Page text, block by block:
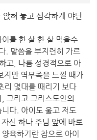
혀 놓고 심각하게 야단
를 한 살 한 살 먹을수
. 말씀을 부지런히 가르
고, 나름 성경적으로 아
지만 역부족을 느낄 때가
리 몇대를 때리기 보다
그리고 그리스도인의
다. 아이도 울고 저도
신 하나 주님 앞에 바로
육하기란 참으로 아이